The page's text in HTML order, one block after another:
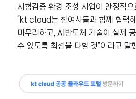
시험검증 환경 조성 사업이 안정적으
“kt cloud는 참여사들과 함께 협력
마무리하고, AI반도체 기술이 실제
수 있도록 최선을 다할 것”이라고 말